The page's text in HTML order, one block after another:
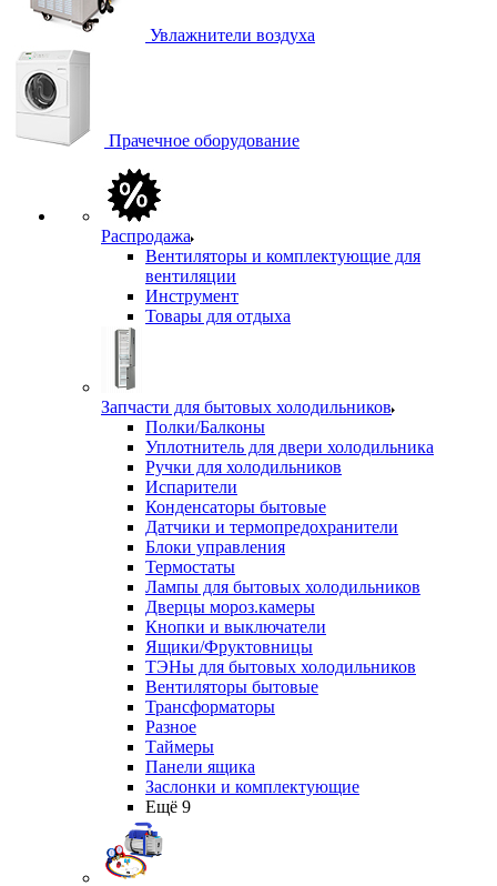
Увлажнители воздуха
Прачечное оборудование
Распродажа
Вентиляторы и комплектующие для
вентиляции
Инструмент
Товары для отдыха
Запчасти для бытовых холодильников
Полки/Балконы
Уплотнитель для двери холодильника
Ручки для холодильников
Испарители
Конденсаторы бытовые
Датчики и термопредохранители
Блоки управления
Термостаты
Лампы для бытовых холодильников
Дверцы мороз.камеры
Кнопки и выключатели
Ящики/Фруктовницы
ТЭНы для бытовых холодильников
Вентиляторы бытовые
Трансформаторы
Разное
Таймеры
Панели ящика
Заслонки и комплектующие
Ещё 9